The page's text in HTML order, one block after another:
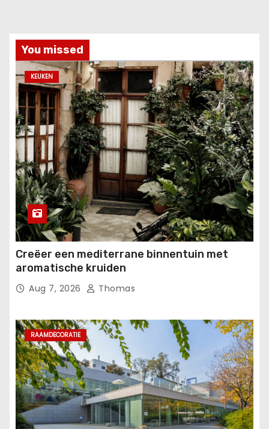
You missed
KEUKEN
Creëer een mediterrane binnentuin met
aromatische kruiden
Aug 7, 2026 Thomas
RAAMDECORATIE